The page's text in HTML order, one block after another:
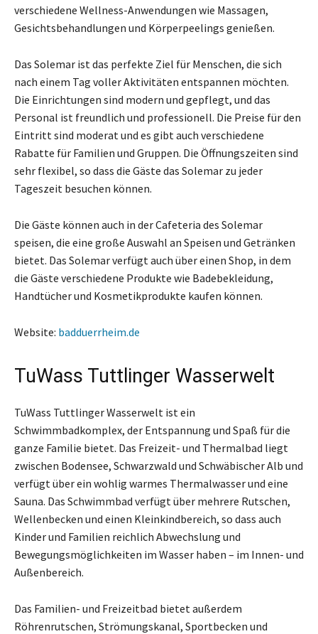
verschiedene Wellness-Anwendungen wie Massagen,
Gesichtsbehandlungen und Körperpeelings genießen.
Das Solemar ist das perfekte Ziel für Menschen, die sich
nach einem Tag voller Aktivitäten entspannen möchten.
Die Einrichtungen sind modern und gepflegt, und das
Personal ist freundlich und professionell. Die Preise für den
Eintritt sind moderat und es gibt auch verschiedene
Rabatte für Familien und Gruppen. Die Öffnungszeiten sind
sehr flexibel, so dass die Gäste das Solemar zu jeder
Tageszeit besuchen können.
Die Gäste können auch in der Cafeteria des Solemar
speisen, die eine große Auswahl an Speisen und Getränken
bietet. Das Solemar verfügt auch über einen Shop, in dem
die Gäste verschiedene Produkte wie Badebekleidung,
Handtücher und Kosmetikprodukte kaufen können.
Website: badduerrheim.de
TuWass Tuttlinger Wasserwelt
TuWass Tuttlinger Wasserwelt ist ein
Schwimmbadkomplex, der Entspannung und Spaß für die
ganze Familie bietet. Das Freizeit- und Thermalbad liegt
zwischen Bodensee, Schwarzwald und Schwäbischer Alb und
verfügt über ein wohlig warmes Thermalwasser und eine
Sauna. Das Schwimmbad verfügt über mehrere Rutschen,
Wellenbecken und einen Kleinkindbereich, so dass auch
Kinder und Familien reichlich Abwechslung und
Bewegungsmöglichkeiten im Wasser haben – im Innen- und
Außenbereich.
Das Familien- und Freizeitbad bietet außerdem
Röhrenrutschen, Strömungskanal, Sportbecken und